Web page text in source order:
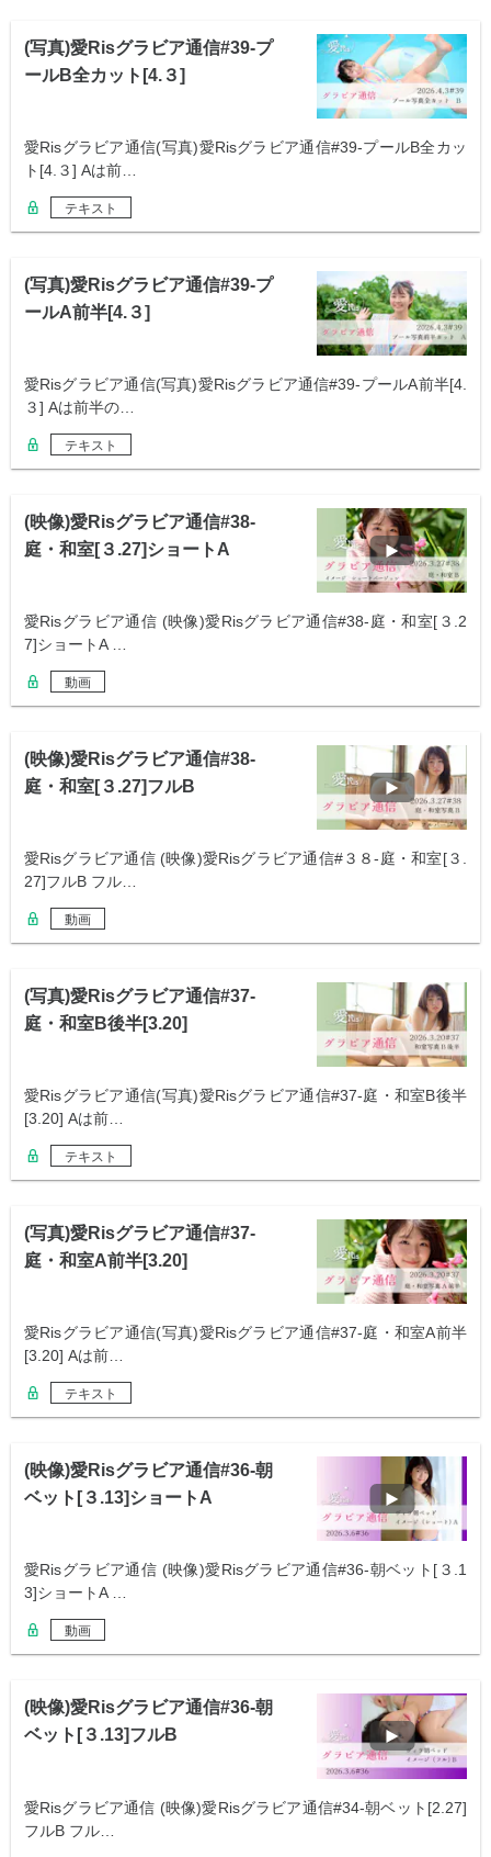
(写真)愛Risグラビア通信#39-プ
ールB全カット[4.３]
愛Risグラビア通信(写真)愛Risグラビア通信#39-プールB全カッ
ト[4.３] Aは前…
テキスト
(写真)愛Risグラビア通信#39-プ
ールA前半[4.３]
愛Risグラビア通信(写真)愛Risグラビア通信#39-プールA前半[4.
３] Aは前半の…
テキスト
(映像)愛Risグラビア通信#38-
庭・和室[３.27]ショートA
愛Risグラビア通信 (映像)愛Risグラビア通信#38-庭・和室[３.2
7]ショートA …
動画
(映像)愛Risグラビア通信#38-
庭・和室[３.27]フルB
愛Risグラビア通信 (映像)愛Risグラビア通信#３８-庭・和室[３.
27]フルB フル…
動画
(写真)愛Risグラビア通信#37-
庭・和室B後半[3.20]
愛Risグラビア通信(写真)愛Risグラビア通信#37-庭・和室B後半
[3.20] Aは前…
テキスト
(写真)愛Risグラビア通信#37-
庭・和室A前半[3.20]
愛Risグラビア通信(写真)愛Risグラビア通信#37-庭・和室A前半
[3.20] Aは前…
テキスト
(映像)愛Risグラビア通信#36-朝
ベット[３.13]ショートA
愛Risグラビア通信 (映像)愛Risグラビア通信#36-朝ベット[３.1
3]ショートA …
動画
(映像)愛Risグラビア通信#36-朝
ベット[３.13]フルB
愛Risグラビア通信 (映像)愛Risグラビア通信#34-朝ベット[2.27]
フルB フル…